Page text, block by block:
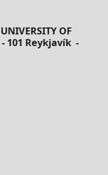
OF
101 Reykjavík -